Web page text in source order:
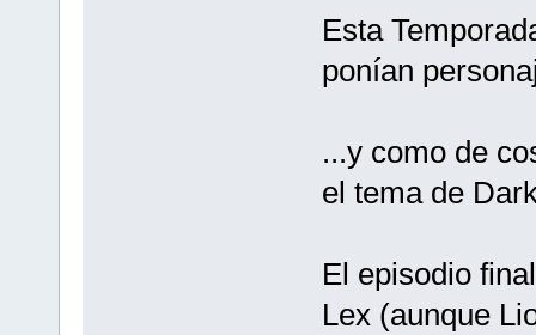
Esta
ponían
...y como de
el tema de
El episodio
Lex (aunque